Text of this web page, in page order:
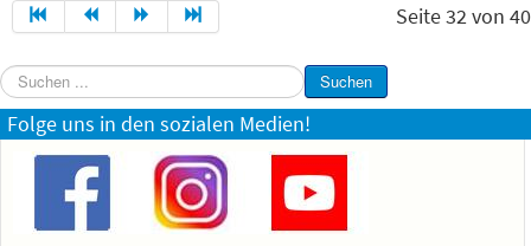
Seite 32 von 40
Suchen
...
Suchen
Folge uns in den sozialen Medien!